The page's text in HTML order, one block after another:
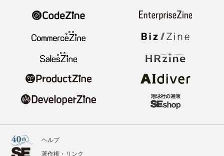
ヘルプ
著作権・リンク